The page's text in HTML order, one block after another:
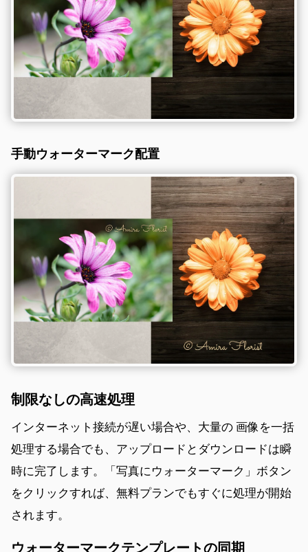
手動ウォーターマーク配置
制限なしの高速処理
インターネット接続が遅い場合や、大量の 画像を一括
処理する場合でも、アップロードとダウンロードは瞬
時に完了します。「写真にウォーターマーク」ボタン
をクリックすれば、無料プランでもすぐに処理が開始
されます。
ウォーターマークテンプレートの同期